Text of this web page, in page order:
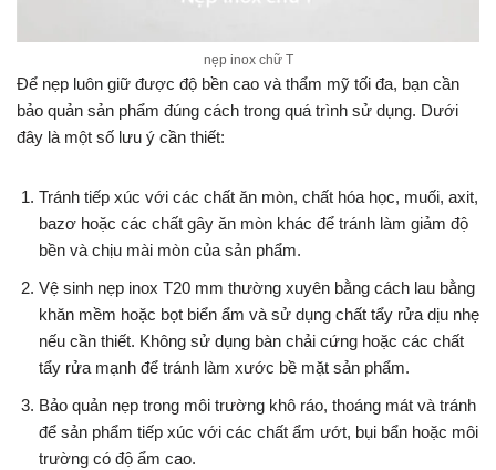
nẹp inox chữ T
Để nẹp luôn giữ được độ bền cao và thẩm mỹ tối đa, bạn cần
bảo quản sản phẩm đúng cách trong quá trình sử dụng. Dưới
đây là một số lưu ý cần thiết:
Tránh tiếp xúc với các chất ăn mòn, chất hóa học, muối, axit,
bazơ hoặc các chất gây ăn mòn khác để tránh làm giảm độ
bền và chịu mài mòn của sản phẩm.
Vệ sinh nẹp inox T20 mm thường xuyên bằng cách lau bằng
khăn mềm hoặc bọt biển ẩm và sử dụng chất tẩy rửa dịu nhẹ
nếu cần thiết. Không sử dụng bàn chải cứng hoặc các chất
tẩy rửa mạnh để tránh làm xước bề mặt sản phẩm.
Bảo quản nẹp trong môi trường khô ráo, thoáng mát và tránh
để sản phẩm tiếp xúc với các chất ẩm ướt, bụi bẩn hoặc môi
trường có độ ẩm cao.